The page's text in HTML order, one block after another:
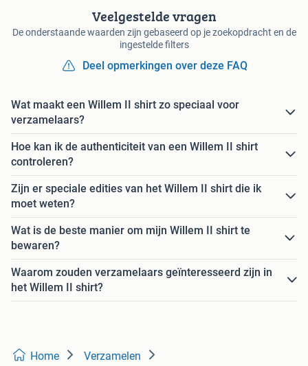
Veelgestelde vragen
De onderstaande waarden zijn gebaseerd op je zoekopdracht en de
ingestelde filters
Deel opmerkingen over deze FAQ
Wat maakt een Willem II shirt zo speciaal voor
verzamelaars?
Hoe kan ik de authenticiteit van een Willem II shirt
controleren?
Zijn er speciale edities van het Willem II shirt die ik
moet weten?
Wat is de beste manier om mijn Willem II shirt te
bewaren?
Waarom zouden verzamelaars geïnteresseerd zijn in
het Willem II shirt?
Home Verzamelen